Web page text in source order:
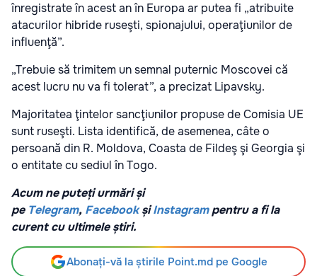
înregistrate în acest an în Europa ar putea fi „atribuite
atacurilor hibride ruseşti, spionajului, operaţiunilor de
influenţă”.
„Trebuie să trimitem un semnal puternic Moscovei că
acest lucru nu va fi tolerat”, a precizat Lipavsky.
Majoritatea ţintelor sancţiunilor propuse de Comisia UE
sunt ruseşti. Lista identifică, de asemenea, câte o
persoană din R. Moldova, Coasta de Fildeş şi Georgia şi
o entitate cu sediul în Togo.
Acum ne puteți urmări și
pe Telegram, Facebook șiInstagrampentru a fi la
curent cu ultimele știri.
Abonați-vă la știrile Point.md pe Google